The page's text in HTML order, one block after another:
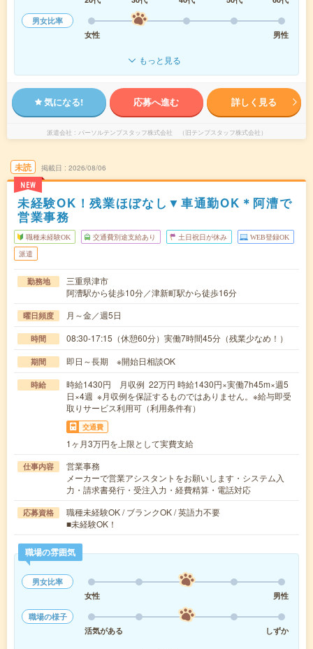
男女比率
女性
男性
もっと見る
気になる! 応募へ進む 詳しく見る
派遣会社 パーソルテンプスタッフ株式会社 （旧テンプスタッフ株式会社）
未読
NEW
掲載日 2026/08/06
未経験OK！残業ほぼなし▼車通勤OK＊阿漕で
営業事務
職種未経験OK 交通費別途支給あり 土日祝日が休み WEB登録OK
派遣
勤務地
三重県津市
阿漕駅から徒歩10分／津新町駅から徒歩16分
曜日頻度 月～金／週5日
時間 08:30-17:15（休憩60分）実働7時間45分（残業少なめ！）
期間 即日～長期 ※開始日相談OK
時給
時給1430円 月収例 22万円 時給1430円×実働7h45m×週5
日×4週 ※月収例を保証するものではありません。※給与即受
取りサービス利用可（利用条件有）
交通費
1ヶ月3万円を上限として実費支給
仕事内容
営業事務
メーカーで営業アシスタントをお願いします・システム入
力・請求書発行・受注入力・経費精算・電話対応
応募資格
職種未経験OK / ブランクOK / 英語力不要
■未経験OK！
職場の雰囲気
男女比率
女性
男性
職場の様子
活気がある
しずか